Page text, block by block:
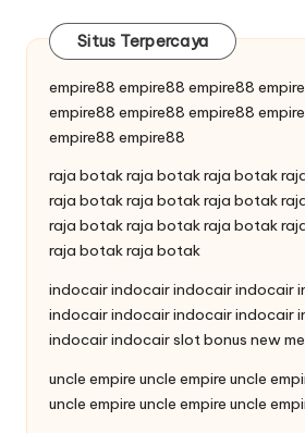
Situs Terpercaya
empire88 empire88 empire88
empire88 empire88 empire88
empire88 empire88
raja botakraja botakraja botak
raja botakraja botakraja botak
raja botakraja botakraja botak
raja botakraja botak
indocairindocairindocairindocair
indocairindocairindocairindocair
indocairindocairslot bonus new
uncle empire uncle empire uncle
uncle empire uncle empire uncle